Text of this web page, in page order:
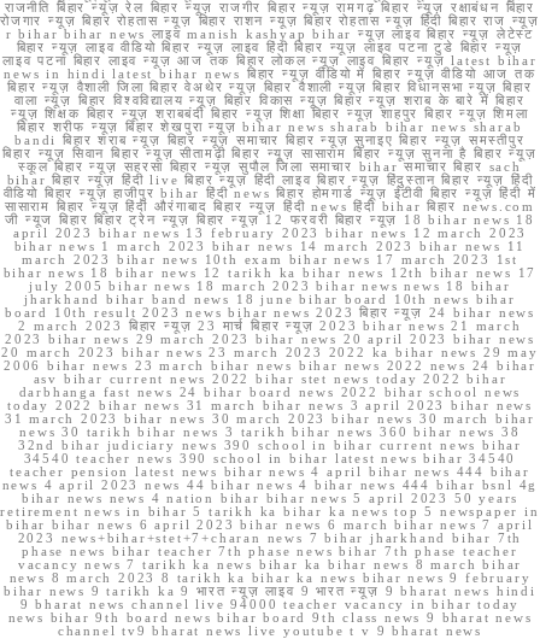
राजनीति बिहार न्यूज़ रेल बिहार न्यूज़ राजगीर बिहार न्यूज़ रामगढ़ बिहार न्यूज़ रक्षाबंधन बिहार
रोजगार न्यूज़ बिहार रोहतास न्यूज़ बिहार राशन न्यूज़ बिहार रोहतास न्यूज़ हिंदी बिहार राज न्यूज़
r bihar bihar news लाइव manish kashyap bihar न्यूज़ लाइव बिहार न्यूज़ लेटेस्ट
बिहार न्यूज़ लाइव वीडियो बिहार न्यूज़ लाइव हिंदी बिहार न्यूज़ लाइव पटना टुडे बिहार न्यूज़
लाइव पटना बिहार लाइव न्यूज़ आज तक बिहार लोकल न्यूज़ लाइव बिहार न्यूज़ latest bihar
news in hindi latest bihar news बिहार न्यूज़ वीडियो में बिहार न्यूज़ वीडियो आज तक
बिहार न्यूज़ वैशाली जिला बिहार वेअथेर न्यूज़ बिहार वैशाली न्यूज़ बिहार विधानसभा न्यूज़ बिहार
वाला न्यूज़ बिहार विश्वविद्यालय न्यूज़ बिहार विकास न्यूज़ बिहार न्यूज़ शराब के बारे में बिहार
न्यूज़ शिक्षक बिहार न्यूज़ शराबबंदी बिहार न्यूज़ शिक्षा बिहार न्यूज़ शाहपुर बिहार न्यूज़ शिमला
बिहार शरीफ न्यूज़ बिहार शेखपुरा न्यूज़ bihar news sharab bihar news sharab
bandi बिहार शराब न्यूज़ बिहार न्यूज़ समाचार बिहार न्यूज़ सुनाइए बिहार न्यूज़ समस्तीपुर
बिहार न्यूज़ सिवान बिहार न्यूज़ सीतामढ़ी बिहार न्यूज़ सासाराम बिहार न्यूज़ सुनना है बिहार न्यूज़
स्कूल बिहार न्यूज़ सहरसा बिहार न्यूज़ सुपौल जिला समाचार bihar समाचार बिहार sach
bihar बिहार न्यूज़ हिंदी live बिहार न्यूज़ हिंदी लाइव बिहार न्यूज़ हिंदुस्तान बिहार न्यूज़ हिंदी
वीडियो बिहार न्यूज़ हाजीपुर bihar हिंदी news बिहार होमगार्ड न्यूज़ ईटीवी बिहार न्यूज़ हिंदी में
सासाराम बिहार न्यूज़ हिंदी औरंगाबाद बिहार न्यूज़ हिंदी news हिंदी bihar बिहार news.com
जी न्यूज बिहार बिहार ट्रेन न्यूज़ बिहार न्यूज़ 12 फरवरी बिहार न्यूज़ 18 bihar news 18
april 2023 bihar news 13 february 2023 bihar news 12 march 2023
bihar news 1 march 2023 bihar news 14 march 2023 bihar news 11
march 2023 bihar news 10th exam bihar news 17 march 2023 1st
bihar news 18 bihar news 12 tarikh ka bihar news 12th bihar news 17
july 2005 bihar news 18 march 2023 bihar news news 18 bihar
jharkhand bihar band news 18 june bihar board 10th news bihar
board 10th result 2023 news bihar news 2023 बिहार न्यूज़ 24 bihar news
2 march 2023 बिहार न्यूज़ 23 मार्च बिहार न्यूज़ 2023 bihar news 21 march
2023 bihar news 29 march 2023 bihar news 20 april 2023 bihar news
20 march 2023 bihar news 23 march 2023 2022 ka bihar news 29 may
2006 bihar news 23 march bihar news bihar news 2022 news 24 bihar
asv bihar current news 2022 bihar stet news today 2022 bihar
darbhanga fast news 24 bihar board news 2022 bihar school news
today 2022 bihar news 31 march bihar news 3 april 2023 bihar news
31 march 2023 bihar news 30 march 2023 bihar news 30 march bihar
news 30 tarikh bihar news 3 tarikh bihar news 360 bihar news 38
32nd bihar judiciary news 390 school in bihar current news bihar
34540 teacher news 390 school in bihar latest news bihar 34540
teacher pension latest news bihar news 4 april bihar news 444 bihar
news 4 april 2023 news 44 bihar news 4 bihar news 444 bihar bsnl 4g
bihar news news 4 nation bihar bihar news 5 april 2023 50 years
retirement news in bihar 5 tarikh ka bihar ka news top 5 newspaper in
bihar bihar news 6 april 2023 bihar news 6 march bihar news 7 april
2023 news+bihar+stet+7+charan news 7 bihar jharkhand bihar 7th
phase news bihar teacher 7th phase news bihar 7th phase teacher
vacancy news 7 tarikh ka news bihar ka bihar news 8 march bihar
news 8 march 2023 8 tarikh ka bihar ka news bihar news 9 february
bihar news 9 tarikh ka 9 भारत न्यूज़ लाइव 9 भारत न्यूज़ 9 bharat news hindi
9 bharat news channel live 94000 teacher vacancy in bihar today
news bihar 9th board news bihar board 9th class news 9 bharat news
channel tv9 bharat news live youtube t v 9 bharat news